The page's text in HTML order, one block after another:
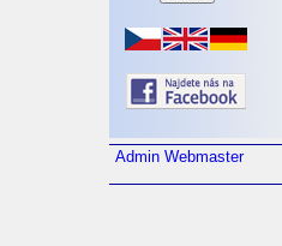
Admin Webmaster